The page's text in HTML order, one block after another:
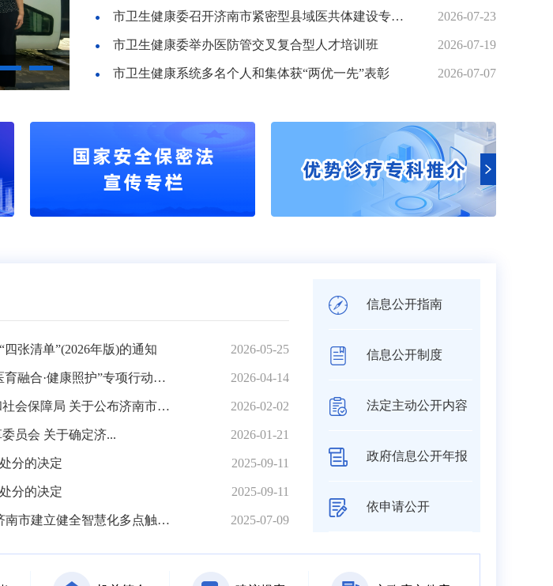
济南市药师药学岗位知识竞赛举办
市卫生健康委召开济南市紧密型县域医共体建设专项研究开题会 2026-07-23
市卫生健康委举办医防管交叉复合型人才培训班 2026-07-19
市卫生健康系统多名个人和集体获“两优一先”表彰 2026-07-07
张清单”(2026年版)的通知 2026-05-25
济南市卫生健康委员会关于印发济南市“医育融合·健康照护”专项行动实施方案的通知 2026-04-14
济南市卫生健康委员会 济南市人力资源和社会保障局 关于公布济南市卫生技术和基层卫生技术职务高级评... 2026-02-02
员会 关于确定济... 2026-01-21
分的决定 2025-09-11
分的决定 2025-09-11
济南市卫生健康委员会等8部门关于印发济南市建立健全智慧化多点触发传染病监测预警体系三年行动方案（20... 2025-07-09
信息公开指南
信息公开制度
法定主动公开内容
政府信息公开年报
依申请公开